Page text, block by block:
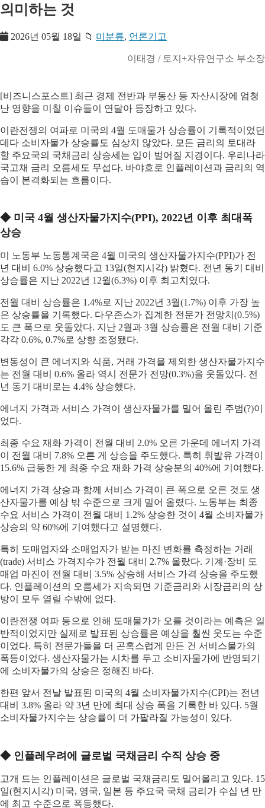
의미하는 것
2026년 05월 18일 📁 미분류, 언론기고
이태경 / 토지+자유연구소 부소장
[비즈니스포스트] 최근 경제 전반과 부동산 등 자산시장에 엄청
난 영향을 미칠 이슈들이 연달아 등장하고 있다.
이란전쟁의 여파로 미국의 4월 도매물가 상승률이 기록적이었던
데다 소비자물가 상승률도 심상치 않았다. 모든 금리의 토대라
할 주요국의 국채금리 상승세는 입이 벌어질 지경이다. 우리나라
국고채 금리 오름세도 무섭다. 바야흐로 인플레이션과 금리의 역
습이 본격화되는 흐름이다.
◆ 미국 4월 생산자물가지수(PPI), 2022년 이후 최대폭
상승
미 노동부 노동통계국은 4월 미국의 생산자물가지수(PPI)가 전
년 대비 6.0% 상승했다고 13일(현지시각) 밝혔다. 전년 동기 대비
상승률은 지난 2022년 12월(6.3%) 이후 최고치였다.
전월 대비 상승률은 1.4%로 지난 2022년 3월(1.7%) 이후 가장 높
은 상승률을 기록했다. 다우존스가 집계한 전문가 전망치(0.5%)
도 큰 폭으로 웃돌았다. 지난 2월과 3월 상승률은 전월 대비 기준
각각 0.6%, 0.7%로 상향 조정됐다.
변동성이 큰 에너지와 식품, 거래 가격을 제외한 생산자물가지수
는 전월 대비 0.6% 올라 역시 전문가 전망(0.3%)을 웃돌았다. 전
년 동기 대비로는 4.4% 상승했다.
에너지 가격과 서비스 가격이 생산자물가를 밀어 올린 주범(?)이
었다.
최종 수요 재화 가격이 전월 대비 2.0% 오른 가운데 에너지 가격
이 전월 대비 7.8% 오른 게 상승을 주도했다. 특히 휘발유 가격이
15.6% 급등한 게 최종 수요 재화 가격 상승분의 40%에 기여했다.
에너지 가격 상승과 함께 서비스 가격이 큰 폭으로 오른 것도 생
산자물가를 예상 밖 수준으로 크게 밀어 올렸다. 노동부는 최종
수요 서비스 가격이 전월 대비 1.2% 상승한 것이 4월 소비자물가
상승의 약 60%에 기여했다고 설명했다.
특히 도매업자와 소매업자가 받는 마진 변화를 측정하는 거래
(trade) 서비스 가격지수가 전월 대비 2.7% 올랐다. 기계·장비 도
매업 마진이 전월 대비 3.5% 상승해 서비스 가격 상승을 주도했
다. 인플레이션의 오름세가 지속되면 기준금리와 시장금리의 상
방이 모두 열릴 수밖에 없다.
이란전쟁 여파 등으로 인해 도매물가가 오를 것이라는 예측은 일
반적이었지만 실제로 발표된 상승률은 예상을 훨씬 웃도는 수준
이었다. 특히 전문가들을 더 곤혹스럽게 만든 건 서비스물가의
폭등이었다. 생산자물가는 시차를 두고 소비자물가에 반영되기
에 소비자물가의 상승은 정해진 바다.
한편 앞서 전날 발표된 미국의 4월 소비자물가지수(CPI)는 전년
대비 3.8% 올라 약 3년 만에 최대 상승 폭을 기록한 바 있다. 5월
소비자물가지수는 상승률이 더 가팔라질 가능성이 있다.
◆ 인플레우려에 글로벌 국채금리 수직 상승 중
고개 드는 인플레이션은 글로벌 국채금리도 밀어올리고 있다. 15
일(현지시각) 미국, 영국, 일본 등 주요국 국채 금리가 수십 년 만
에 최고 수준으로 폭등했다.